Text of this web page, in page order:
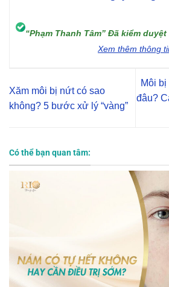
“Phạm Thanh Tâm” Đã kiểm
Xem thêm thông
Xăm môi bị nứt có sao
không? 5 bước xử lý “vàng”
Môi
đâu?
Có thể bạn quan tâm: